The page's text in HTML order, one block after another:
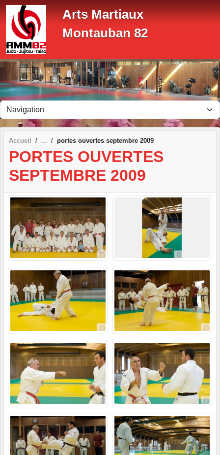
Arts Martiaux
Montauban 82
Accueil portes ouvertes septembre 2009
PORTES OUVERTES
SEPTEMBRE 2009
Panneau de gestion des cookies